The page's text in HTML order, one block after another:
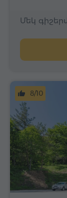
Մեկ
8/10